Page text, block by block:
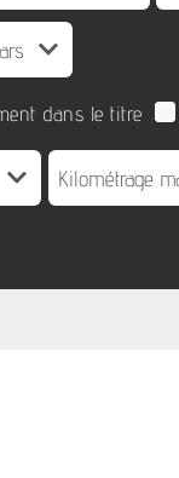
dans le titre